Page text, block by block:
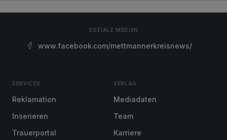
SOZIALE MEDIEN
www.facebook.com/mettmannerkreisnews/
SERVICES
Reklamation
Inserieren
Trauerportal
VERLAG
Mediadaten
Team
Karriere